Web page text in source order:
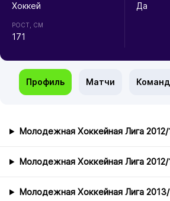
Хоккей
РОСТ, СМ
171
Да
Профиль Матчи
Молодежная Хоккейная Лига 2012/
Молодежная Хоккейная Лига 2012/
Молодежная Хоккейная Лига